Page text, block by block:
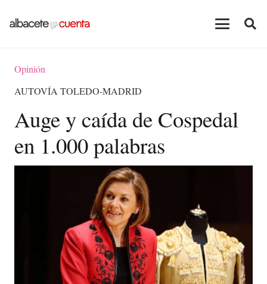
Opinión
AUTOVÍA TOLEDO-MADRID
Auge y caída de Cospedal
en 1.000 palabras